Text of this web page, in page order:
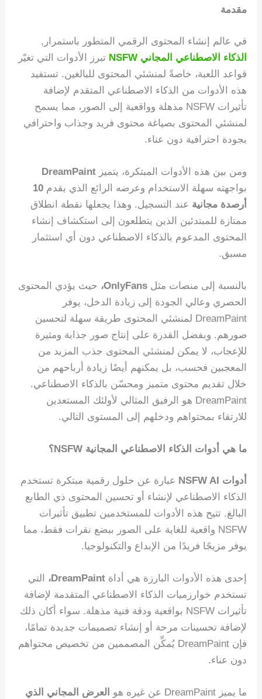
مقدمة
في عالم إنشاء المحتوى الرقمي المتطور باستمرار,
الذكاء الاصطناعي المجاني NSFW
تبرز الأدوات التي تغيّر
قواعد اللعبة، خاصةً لمنشئي المحتوى للبالغين. تستفيد
هذه الأدوات من الذكاء الاصطناعي المتقدم لإضافة
تأثيرات NSFW مذهلة وواقعية إلى الصور، مما يسمح
لمنشئي المحتوى بصياغة محتوى فريد وجذاب واحترافي
بجودة احترافية دون عناء.
ومن بين هذه الأدوات المبتكرة، يتميزDreamPaint
بواجهته سهلة الاستخدام وعرضه الرائع الذي يقدم10
أرصدة مجانية عند التسجيل. وهذا يجعلها نقطة انطلاق
ممتازة للمبتدئين الذين يتطلعون إلى استكشاف إنشاء
المحتوى المدعوم بالذكاء الاصطناعي دون أي استثمار
مسبق.
بالنسبة إلى منصات مثلOnlyFans، حيث يؤدي المحتوى
الحصري وعالي الجودة إلى زيادة الدخل، يوفر
DreamPaint لمنشئي المحتوى طريقة سهلة لتحسين
صورهم. وبفضل القدرة على إنتاج صور جذابة ومثيرة
للإعجاب، لا يمكن لمنشئي المحتوى جذب المزيد من
المعجبين فحسب، بل يمكنهم أيضًا زيادة أرباحهم من
خلال تقديم محتوى متميز ومحسّن بالذكاء الاصطناعي.
DreamPaint هو الرفيق المثالي لأولئك المستعدين
للارتقاء بمحتواهم ودخلهم إلى المستوى التالي.
ما هي أدوات الذكاء الاصطناعي المجانية NSFW؟
أدوات NSFW AI
عبارة عن حلول رقمية مبتكرة تستخدم
الذكاء الاصطناعي لإنشاء أو تحسين المحتوى ذي الطابع
البالغ. تتيح هذه الأدوات للمستخدمين تطبيق تأثيرات
NSFW واقعية للغاية على الصور ببضع نقرات فقط، مما
يوفر مزيجًا فريدًا من الإبداع والتكنولوجيا.
إحدى هذه الأدوات البارزة هي أداةDreamPaint،
التي
تستخدم خوارزميات الذكاء الاصطناعي المتقدمة لإضافة
تأثيرات NSFW بواقعية ودقة فنية مذهلة. سواء أكان ذلك
لإضافة تحسينات مرحة أو إنشاء تصميمات جديدة تمامًا،
فإن DreamPaint يُمكِّن المصممين من تخصيص محتواهم
دون عناء.
ما يميز DreamPaint عن غيره هو
العرض المجاني الذي